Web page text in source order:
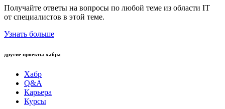
Получайте ответы на вопросы по любой теме из области IT
от специалистов в этой теме.
Узнать больше
другие проекты хабра
Хабр
Q&A
Карьера
Курсы